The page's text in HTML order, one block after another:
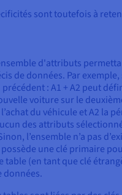
sont toutefois à
d'attributs
de données. Par exemple,
: A1 + A2 peut
voiture sur le
du véhicule et A2 la
des attributs
l’ensemble n’a pas
une clé primaire
table (en tant que clé
données.